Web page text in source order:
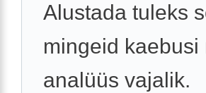
Alustada tuleks
mingeid
analüüs vajalik.